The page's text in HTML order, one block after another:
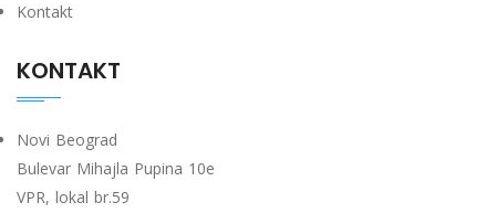
Kontakt
KONTAKT
Novi Beograd
Bulevar Mihajla Pupina 10e
VPR, lokal br.59